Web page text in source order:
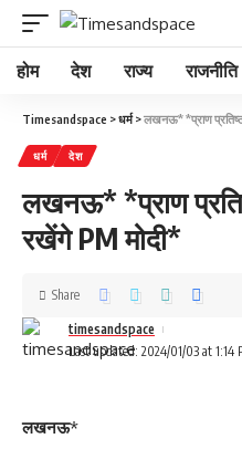
होम देश राज्य राजनीति
Timesandspace >धर्म>लखनऊ* *प्राण
धर्म देश
लखनऊ* *प्राण
रखेंगे PM मोदी*
Last updated: 2024/01/03 at 1:14
timesandspace
Share
लखनऊ*